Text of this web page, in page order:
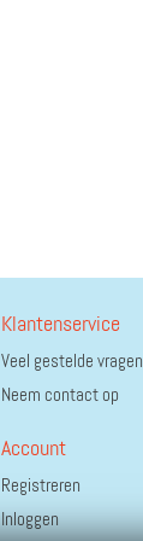
Klantenservice
Veel gestelde vragen
Neem contact op
Account
Registreren
Inloggen